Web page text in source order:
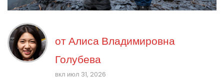
отАлиса Владимировна
Голубева
вкл июл 31, 2026